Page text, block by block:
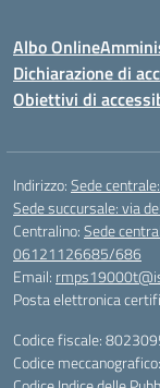
Albo Online
Dichiarazione di
Obiettivi di
Indirizzo:Sede
Sede succursale: via
Centralino:Sede
06121126685/686
Email:
Posta elettronica
Codice fiscale:
Codice meccanografico: